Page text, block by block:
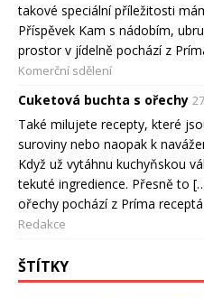
takové speciální příležitosti
Příspěvek Kam s nádobím,
prostor v jídelně pochází z
Komerční sdělení
Cuketová buchta s ořechy
Také milujete recepty, které
suroviny nebo naopak k
Když už vytáhnu kuchyňskou
tekuté ingredience. Přesně to
ořechy pochází z Príma
Redakce
ŠTÍTKY